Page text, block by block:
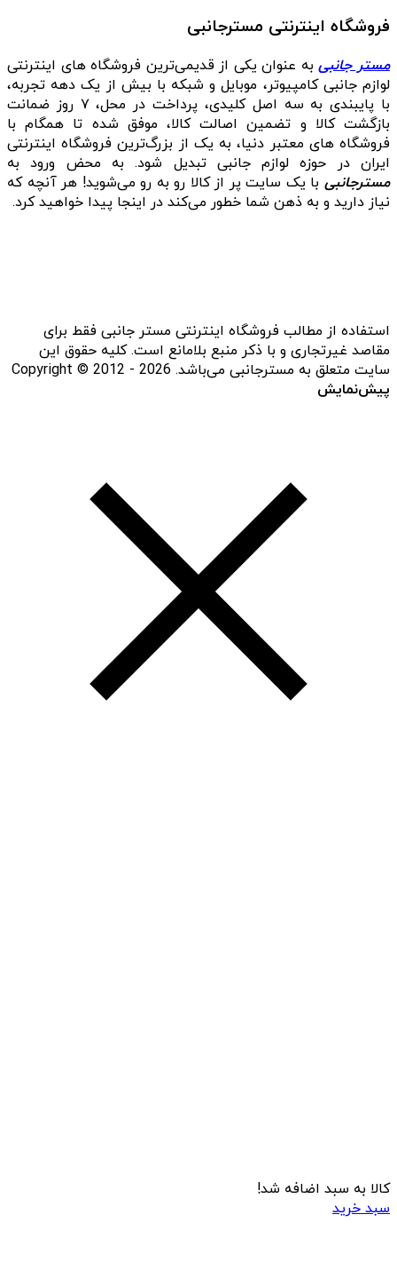
فروشگاه اینترنتی مسترجانبی
مستر جانبیبه عنوان یکی از قدیمی‌ترین فروشگاه های اینترنتی
لوازم جانبی کامپیوتر، موبایل و شبکه با بیش از یک دهه تجربه،
با پایبندی به سه اصل کلیدی، پرداخت در محل، ۷ روز ضمانت
بازگشت کالا و تضمین اصالت کالا، موفق شده تا همگام با
فروشگاه‌ های معتبر دنیا، به یک از بزرگ‌ترین فروشگاه اینترنتی
ایران در حوزه لوازم جانبی تبدیل شود. به محض ورود به
مسترجانبی با یک سایت پر از کالا رو به رو می‌شوید! هر آنچه که
نیاز دارید و به ذهن شما خطور می‌کند در اینجا پیدا خواهید کرد.
استفاده از مطالب فروشگاه اینترنتی مستر جانبی فقط برای
مقاصد غیرتجاری و با ذکر منبع بلامانع است. کلیه حقوق این
سایت متعلق به مسترجانبی می‌باشد. Copyright © 2012 - 2026
پیش‌نمایش
کالا به سبد اضافه شد!
سبد خرید